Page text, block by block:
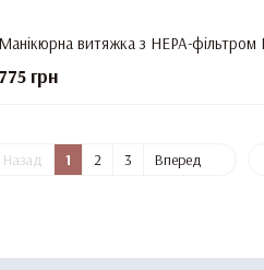
775 грн
Назад 1 2 3 Вперед